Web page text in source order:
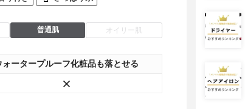
普通肌 オイリー肌
ォータープルーフ化粧品も落とせる